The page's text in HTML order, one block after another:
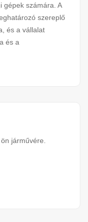
gépek számára. A
szereplő
és a vállalat
és a
járművére.